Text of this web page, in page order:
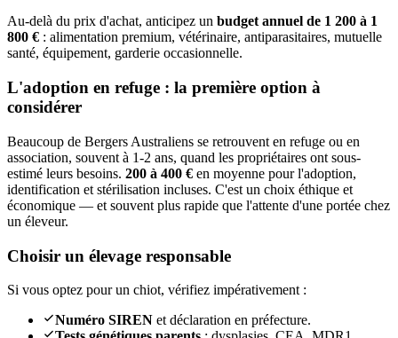
Au-delà du prix d'achat, anticipez un budget annuel de 1 200 à 1
800 € : alimentation premium, vétérinaire, antiparasitaires, mutuelle
santé, équipement, garderie occasionnelle.
L'adoption en refuge : la première option à
considérer
Beaucoup de Bergers Australiens se retrouvent en refuge ou en
association, souvent à 1-2 ans, quand les propriétaires ont sous-
estimé leurs besoins. 200 à 400 € en moyenne pour l'adoption,
identification et stérilisation incluses. C'est un choix éthique et
économique — et souvent plus rapide que l'attente d'une portée chez
un éleveur.
Choisir un élevage responsable
Si vous optez pour un chiot, vérifiez impérativement :
Numéro SIREN et déclaration en préfecture.